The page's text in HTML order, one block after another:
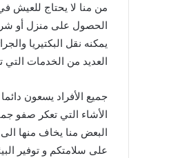
من منا لا يحتاج للعيش
الحصول على منزل أو
يمكنه نقل البكتيريا
العديد من الخدمات
جميع الأفراد يسعون
الأشاء التي تعكر صفو
البعض منا يخاف منها
على سلامتكم و توفير